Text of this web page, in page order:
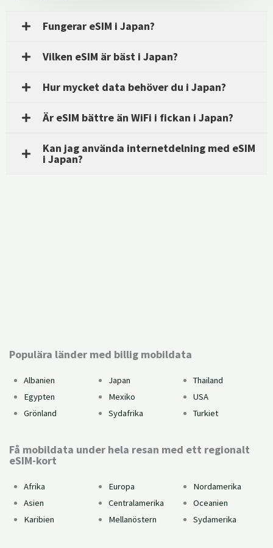
Fungerar eSIM i Japan?
Vilken eSIM är bäst i Japan?
Hur mycket data behöver du i Japan?
Är eSIM bättre än WiFi i fickan i Japan?
Kan jag använda internetdelning med eSIM
i Japan?
Populära länder med billig mobildata
Albanien
Egypten
Grönland
Japan
Mexiko
Sydafrika
Thailand
USA
Turkiet
Få mobildata under hela resan med ett regionalt
eSIM-kort
Afrika
Asien
Karibien
Europa
Centralamerika
Mellanöstern
Nordamerika
Oceanien
Sydamerika